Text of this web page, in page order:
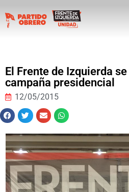
El Frente de Izquierda
campaña presidencial
12/05/2015